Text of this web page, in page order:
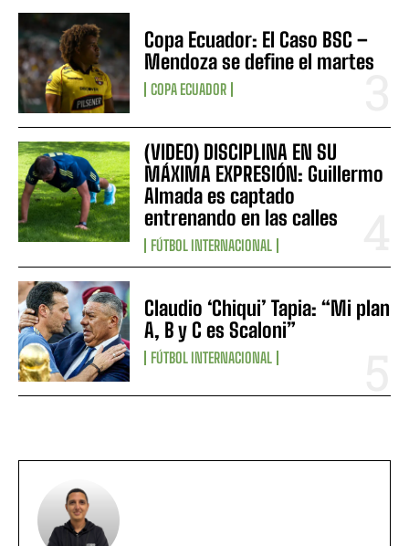
Copa Ecuador: El Caso BSC –
Mendoza se define el martes
COPA ECUADOR
(VIDEO) DISCIPLINA EN SU
MÁXIMA EXPRESIÓN: Guillermo
Almada es captado
entrenando en las calles
FÚTBOL INTERNACIONAL
Claudio ‘Chiqui’ Tapia: “Mi plan
A, B y C es Scaloni”
FÚTBOL INTERNACIONAL